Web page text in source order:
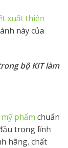
xuất thiên
này của
bộ KIT làm
phẩm chuẩn
trong lĩnh
hãng, chất